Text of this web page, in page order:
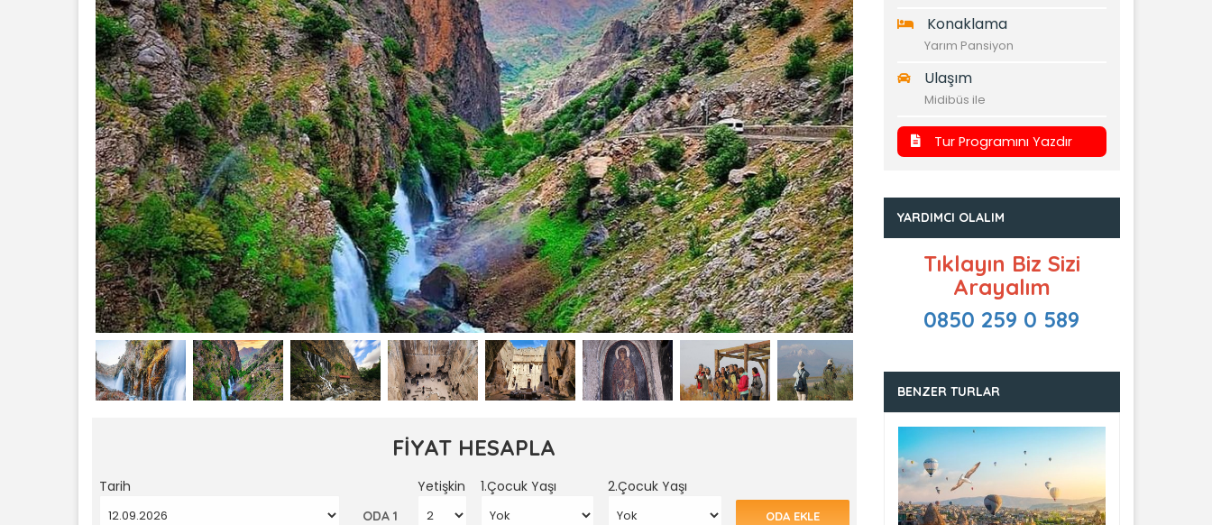
FİYAT HESAPLA
Tarih
ODA 1
Yetişkin 1.Çocuk Yaşı 2.Çocuk Yaşı
ODA EKLE
Konaklama
Yarım Pansiyon
Ulaşım
Midibüs ile
Tur Programını Yazdır
YARDIMCI OLALIM
Tıklayın Biz Sizi
Arayalım
0850 259 0 589
BENZER TURLAR